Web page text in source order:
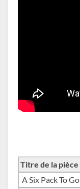
Titre de la pièce
A Six Pack To Go